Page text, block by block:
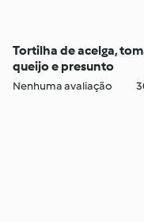
Tortilha de acelga,
queijo e presunto
Nenhuma avaliação